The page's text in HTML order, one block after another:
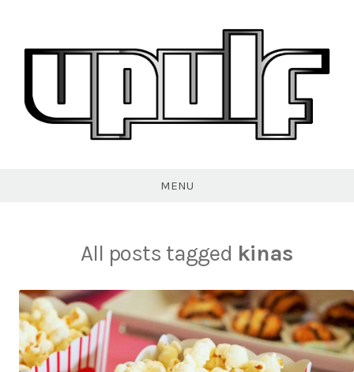
content
MENU
All posts tagged kinas